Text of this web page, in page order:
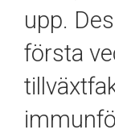
upp.
första